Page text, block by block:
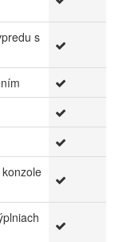
s